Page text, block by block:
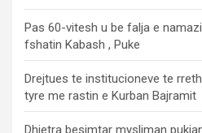
Pas 60-vitesh u be falja e
fshatin Kabash , Puke
Drejtues te institucioneve te
tyre me rastin e Kurban Bajramit
Dhjetra besimtar mysliman